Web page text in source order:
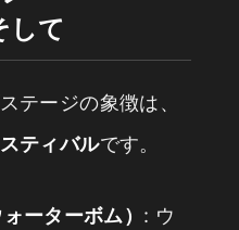
して
テージの象徴は、
ティバルです。
ーターボム） : ウ